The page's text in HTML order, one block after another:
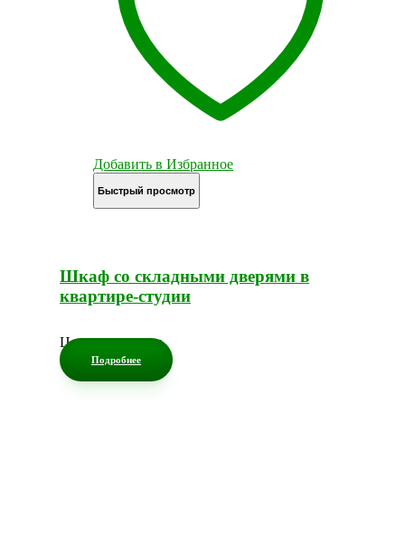
Добавить в Избранное
Быстрый просмотр
Шкаф со складными дверями в
квартире-студии
Цена по запросу
Подробнее